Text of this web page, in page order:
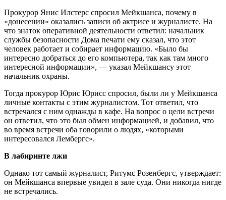
Прокурор Янис Илстерс спросил Мейкшанса, почему в
«донесении» оказались записи об актрисе и журналисте. На
что знаток оперативной деятельности ответил: начальник
службы безопасности Дома печати ему сказал, что этот
человек работает и собирает информацию. «Было бы
интересно добраться до его компьютера, так как там много
интересной информации», — указал Мейкшансу этот
начальник охраны.
Тогда прокурор Юрис Юрисс спросил, были ли у Мейкшанса
личные контакты с этим журналистом. Тот ответил, что
встречался с ним однажды в кафе. На вопрос о цели встречи
он ответил, что это был обмен информацией, и добавил, что
во время встречи оба говорили о людях, «которыми
интересовался Лембергс».
В лабиринте лжи
Однако тот самый журналист, Ритумс Розенбергс, утверждает:
он Мейкшанса впервые увидел в зале суда. Они никогда нигде
не встречались.